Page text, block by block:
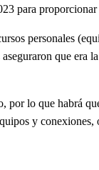
personales
que
lo que habrá
y